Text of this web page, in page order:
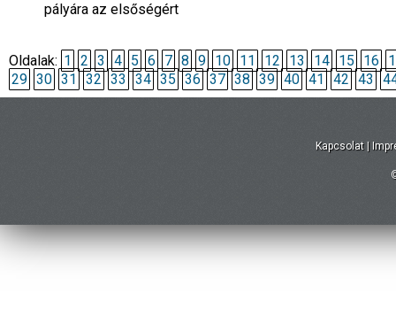
pályára az elsőségért
Oldalak: 1 2 3 4 5 6 7 8 9 10 11 12 13 14 15 16
29 30 31 32 33 34 35 36 37 38 39 40 41 42 43
Kapcsolat |